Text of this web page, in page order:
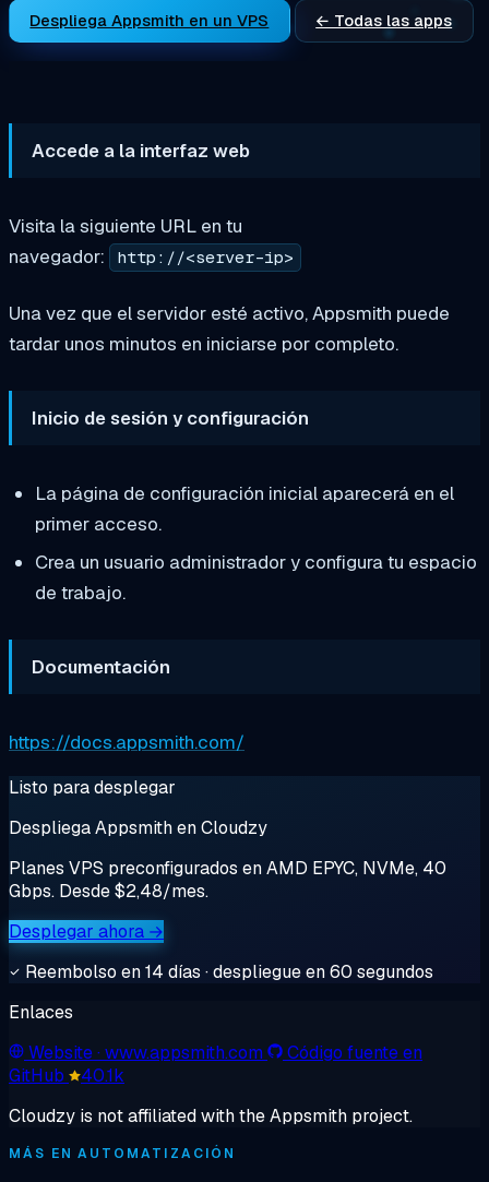
Despliega Appsmith en un VPS ← Todas las apps
Accede a la interfaz web
Visita la siguiente URL en tu
navegador:
http://<server-ip>
Una vez que el servidor esté activo, Appsmith puede
tardar unos minutos en iniciarse por completo.
Inicio de sesión y configuración
La página de configuración inicial aparecerá en el
primer acceso.
Crea un usuario administrador y configura tu espacio
de trabajo.
Documentación
https://docs.appsmith.com/
Listo para desplegar
Despliega Appsmith en Cloudzy
Planes VPS preconfigurados en AMD EPYC, NVMe, 40
Gbps. Desde $2,48/mes.
Desplegar ahora →
Reembolso en 14 días · despliegue en 60 segundos
Enlaces
Website· www.appsmith.com
Código fuente en
GitHub
40.1k
Cloudzy is not affiliated with the Appsmith project.
MÁS EN AUTOMATIZACIÓN